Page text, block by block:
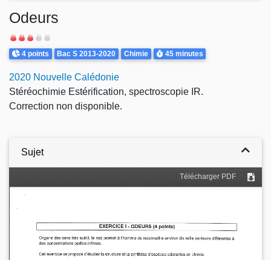
Odeurs
Difficulté
Points
4 points Theme
Bac S 2013-2020 Chimie Durée
45 minutes
2020 Nouvelle Calédonie
Stéréochimie Estérification, spectroscopie IR.
Correction non disponible.
Sujet